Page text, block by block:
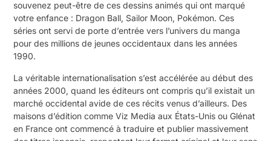
souvenez peut-être de ces dessins animés qui ont marqué
votre enfance : Dragon Ball, Sailor Moon, Pokémon. Ces
séries ont servi de porte d’entrée vers l’univers du manga
pour des millions de jeunes occidentaux dans les années
1990.
La véritable internationalisation s’est accélérée au début des
années 2000, quand les éditeurs ont compris qu’il existait un
marché occidental avide de ces récits venus d’ailleurs. Des
maisons d’édition comme Viz Media aux États-Unis ou Glénat
en France ont commencé à traduire et publier massivement